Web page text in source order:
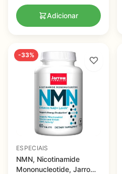
Adicionar
-33%
ESPECIAIS
NMN, Nicotinamide
Mononucleotide, Jarrow